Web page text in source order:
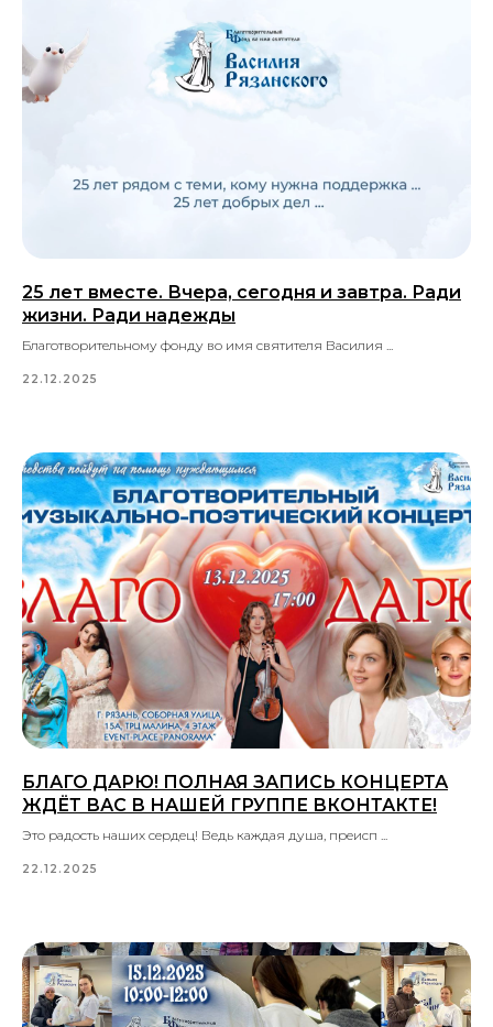
25 лет вместе. Вчера, сегодня и завтра. Ради
жизни. Ради надежды
Благотворительному фонду во имя святителя Василия ...
22.12.2025
БЛАГО ДАРЮ! ПОЛНАЯ ЗАПИСЬ КОНЦЕРТА
ЖДЁТ ВАС В НАШЕЙ ГРУППЕ ВКОНТАКТЕ!
Это радость наших сердец! Ведь каждая душа, преисп ...
22.12.2025